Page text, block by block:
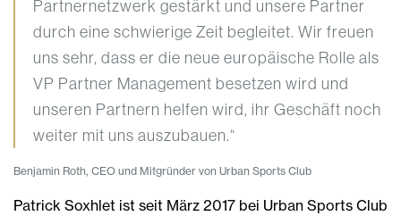
Partnernetzwerk gestärkt und unsere Partner
durch eine schwierige Zeit begleitet. Wir freuen
uns sehr, dass er die neue europäische Rolle als
VP Partner Management besetzen wird und
unseren Partnern helfen wird, ihr Geschäft noch
weiter mit uns auszubauen.“
Benjamin Roth, CEO und Mitgründer von Urban Sports Club
Patrick Soxhlet ist seit März 2017 bei Urban Sports Club